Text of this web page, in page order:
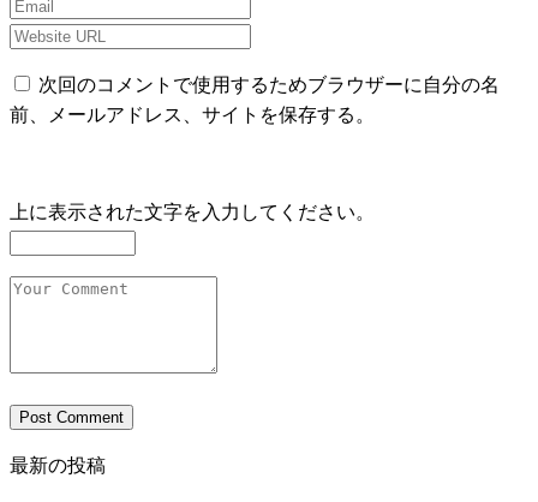
次回のコメントで使用するためブラウザーに自分の名
前、メールアドレス、サイトを保存する。
上に表示された文字を入力してください。
最新の投稿